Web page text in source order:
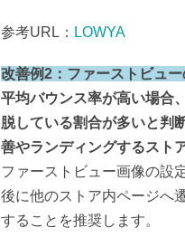
参考URL： LOWYA
改善例2：ファーストビュ
平均バウンス率が高い場合
脱している割合が多いと判
善やランディングするスト
ファーストビュー画像の設
後に他のストア内ページへ
することを推奨します。